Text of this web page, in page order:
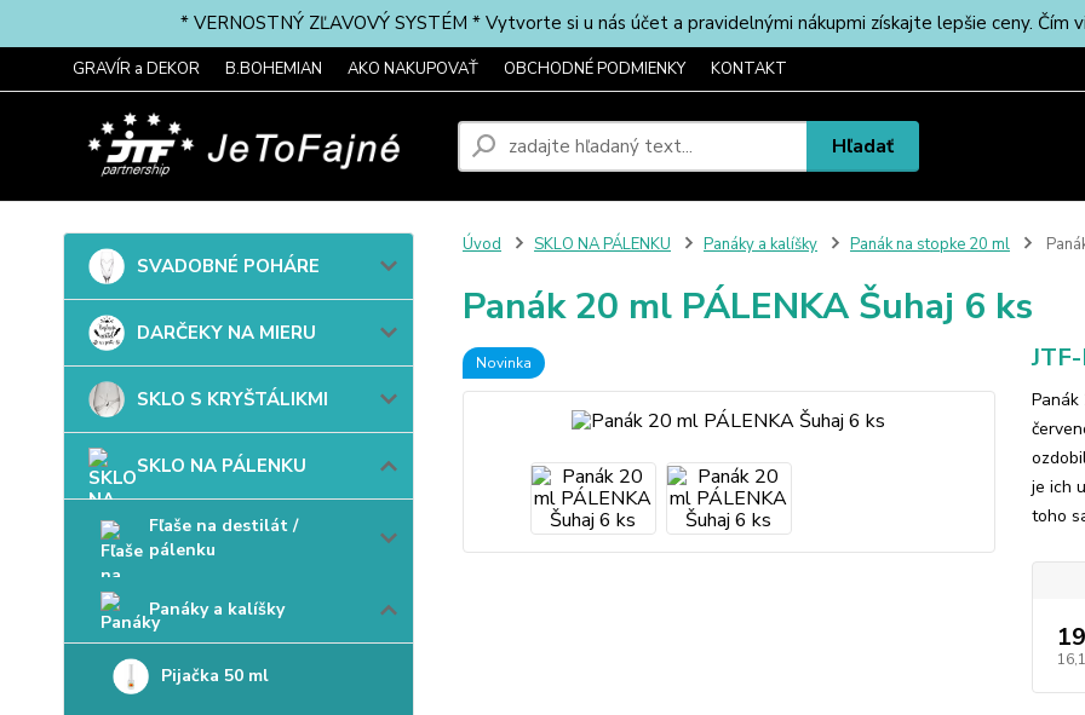
* VERNOSTNÝ ZĽAVOVÝ SYSTÉM * Vytvorte si u nás účet a pravidelnými nákupmi získajte lepšie ceny. Čím
GRAVÍR a DEKOR B.BOHEMIAN AKO NAKUPOVAŤ OBCHODNÉ PODMIENKY KONTAKT
Hľadať
SVADOBNÉ POHÁRE
DARČEKY NA MIERU
SKLO S KRYŠTÁLIKMI
SKLO NA PÁLENKU
Fľaše na destilát /
pálenku
Panáky a kalíšky
Pijačka 50 ml
Úvod SKLO NA PÁLENKU Panáky a kalíšky Panák na stopke 20 ml
Panák 20 ml PÁLENKA Šuhaj 6 ks
Novinka
Panák
je ich
toho